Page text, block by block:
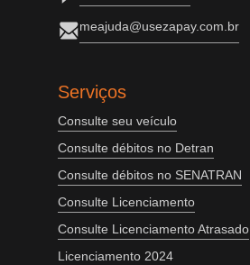
meajuda@usezapay.com.br
Serviços
Consulte seu veículo
Consulte débitos no Detran
Consulte débitos no SENATRAN
Consulte Licenciamento
Consulte Licenciamento Atrasado
Licenciamento 2024